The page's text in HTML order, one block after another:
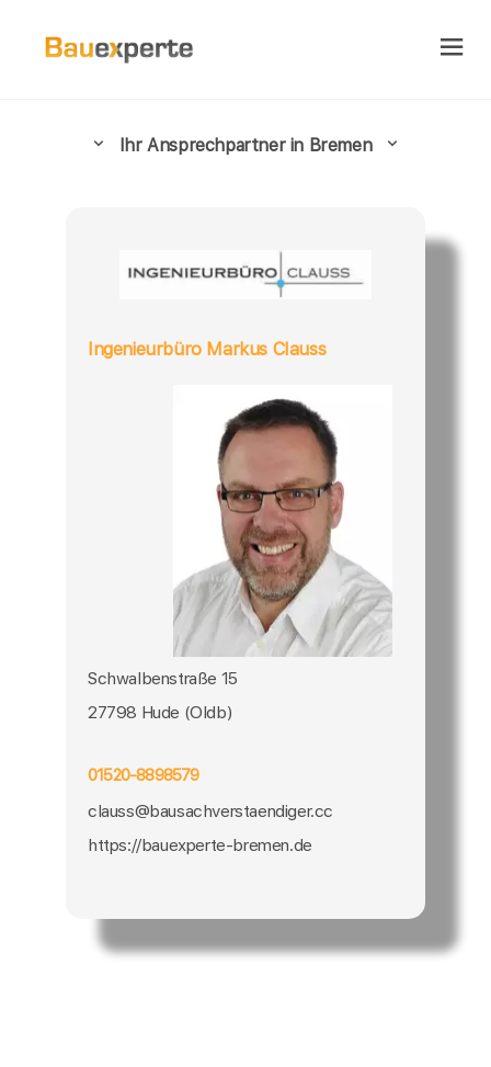
Ihr Ansprechpartner in Bremen
Ingenieurbüro Markus Clauss
Schwalbenstraße 15
27798 Hude (Oldb)
01520-8898579
clauss@bausachverstaendiger.cc
https://bauexperte-bremen.de